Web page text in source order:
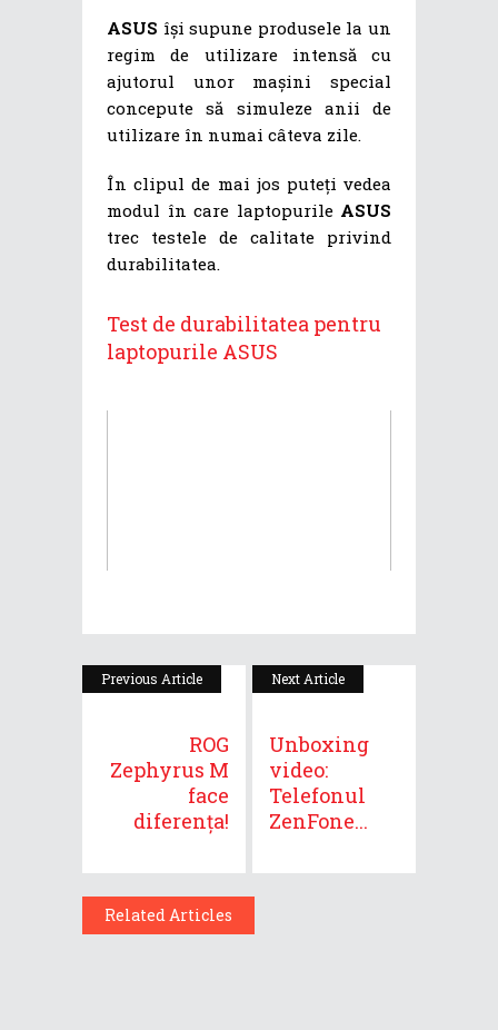
ASUS își supune produsele la un
regim de utilizare intensă cu
ajutorul unor mașini special
concepute să simuleze anii de
utilizare în numai câteva zile.
În clipul de mai jos puteți vedea
modul în care laptopurile ASUS
trec testele de calitate privind
durabilitatea.
Test de durabilitatea pentru
laptopurile ASUS
Previous Article
ROG
Zephyrus M
face
diferența!
Next Article
Unboxing
video:
Telefonul
ZenFone...
Related Articles